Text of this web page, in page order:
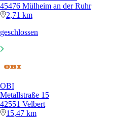
45476 Mülheim an der Ruhr
2,71 km
geschlossen
OBI
Metallstraße 15
42551 Velbert
15,47 km